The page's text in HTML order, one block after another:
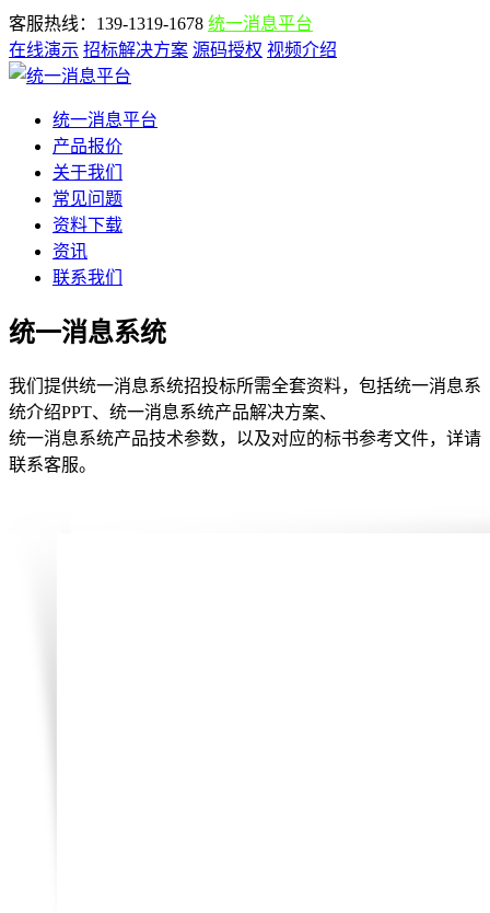
客服热线：139-1319-1678 统一消息平台
在线演示 招标解决方案 源码授权 视频介绍
统一消息平台
产品报价
关于我们
常见问题
资料下载
资讯
联系我们
统一消息系统
我们提供统一消息系统招投标所需全套资料，包括统一消息系
统介绍PPT、统一消息系统产品解决方案、
统一消息系统产品技术参数，以及对应的标书参考文件，详请
联系客服。